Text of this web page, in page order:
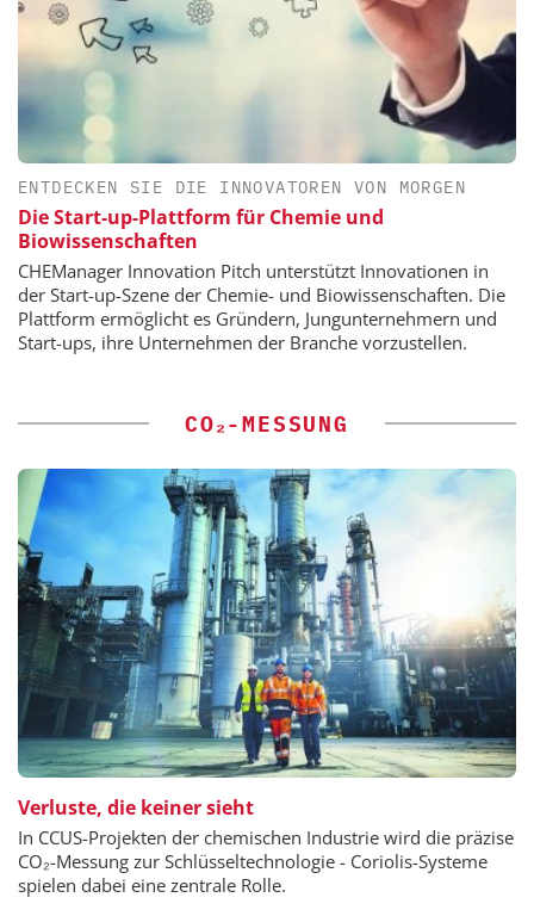
ENTDECKEN SIE DIE INNOVATOREN VON MORGEN
Die Start-up-Plattform für Chemie und
Biowissenschaften
CHEManager Innovation Pitch unterstützt Innovationen in
der Start-up-Szene der Chemie- und Biowissenschaften. Die
Plattform ermöglicht es Gründern, Jungunternehmern und
Start-ups, ihre Unternehmen der Branche vorzustellen.
CO₂-MESSUNG
Verluste, die keiner sieht
In CCUS-Projekten der chemischen Industrie wird die präzise
CO₂-Messung zur Schlüsseltechnologie - Coriolis-Systeme
spielen dabei eine zentrale Rolle.